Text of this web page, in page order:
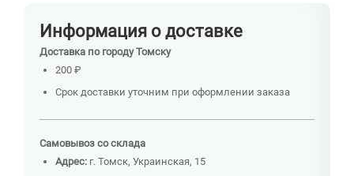
Информация о доставке
Доставка по городу Томску
200 ₽
Срок доставки уточним при оформлении заказа
Самовывоз со склада
Адрес: г. Томск, Украинская, 15